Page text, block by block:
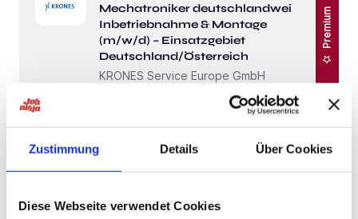
Zustimmung Details Über Cookies
Diese Webseite verwendet Cookies
Mechatroniker deutschlandweit –
Inbetriebnahme & Montage
(m/w/d) – Einsatzgebiet
Deutschland/Österreich
KRONES Service Europe GmbH
Premium
Premium Bundesweit
Geschäftsführer / CEO /